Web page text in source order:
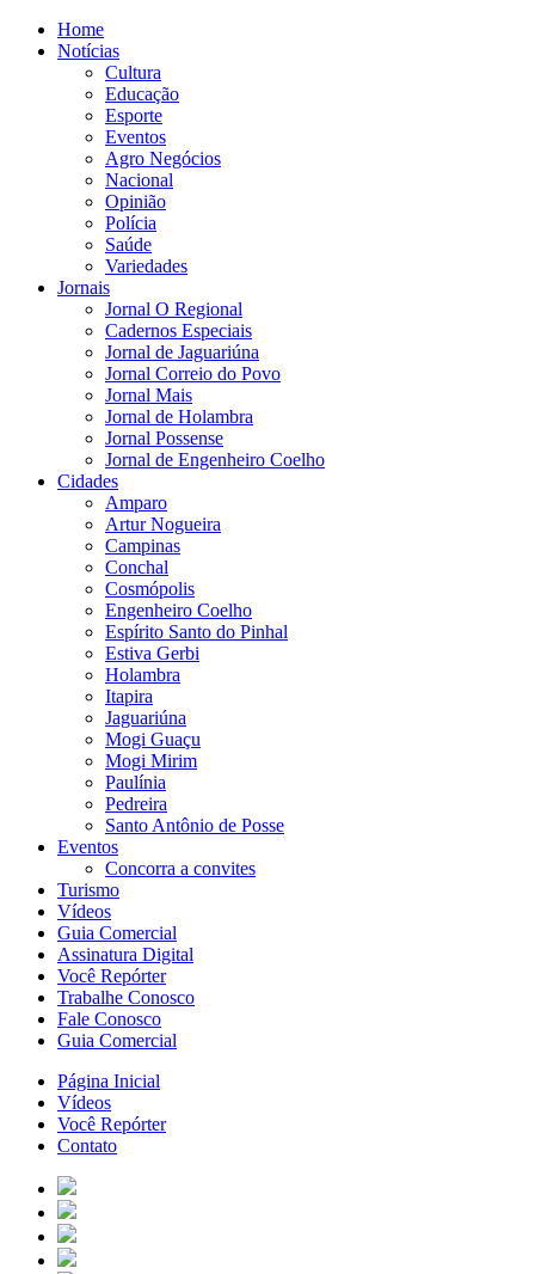
Home
Notícias
Cultura
Educação
Esporte
Eventos
Agro Negócios
Nacional
Opinião
Polícia
Saúde
Variedades
Jornais
Jornal O Regional
Cadernos Especiais
Jornal de Jaguariúna
Jornal Correio do Povo
Jornal Mais
Jornal de Holambra
Jornal Possense
Jornal de Engenheiro Coelho
Cidades
Amparo
Artur Nogueira
Campinas
Conchal
Cosmópolis
Engenheiro Coelho
Espírito Santo do Pinhal
Estiva Gerbi
Holambra
Itapira
Jaguariúna
Mogi Guaçu
Mogi Mirim
Paulínia
Pedreira
Santo Antônio de Posse
Eventos
Concorra a convites
Turismo
Vídeos
Guia Comercial
Assinatura Digital
Você Repórter
Trabalhe Conosco
Fale Conosco
Guia Comercial
Página Inicial
Vídeos
Você Repórter
Contato